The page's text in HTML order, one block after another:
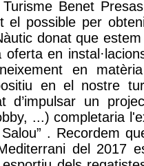
Benet
el possible per
donat que
en
en
en el nostre
d’impulsar un
...) completaria
. Recordem
del 2017